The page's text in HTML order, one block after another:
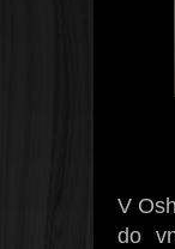
V
do